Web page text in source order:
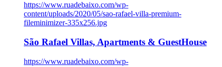
https://www.ruadebaixo.com/wp-
content/uploads/2020/05/sao-rafael-villa-premium-
fileminimizer-335x256.jpg
São Rafael Villas, Apartments & GuestHouse
https://www.ruadebaixo.com/wp-